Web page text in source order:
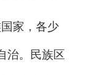
家，各少
治。民族区